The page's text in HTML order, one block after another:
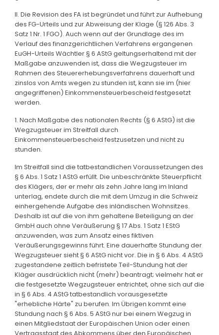
II. Die Revision des FA ist begründet und führt zur Aufhebung
des FG-Urteils und zur Abweisung der Klage (§ 126 Abs. 3
Satz 1 Nr. 1 FGO). Auch wenn auf der Grundlage des im
Verlauf des finanzgerichtlichen Verfahrens ergangenen
EuGH-Urteils Wächtler § 6 AStG geltungserhaltend mit der
Maßgabe anzuwenden ist, dass die Wegzugsteuer im
Rahmen des Steuererhebungsverfahrens dauerhaft und
zinslos von Amts wegen zu stunden ist, kann sie im (hier
angegriffenen) Einkommensteuerbescheid festgesetzt
werden.
1. Nach Maßgabe des nationalen Rechts (§ 6 AStG) ist die
Wegzugsteuer im Streitfall durch
Einkommensteuerbescheid festzusetzen und nicht zu
stunden.
Im Streitfall sind die tatbestandlichen Voraussetzungen des
§ 6 Abs. 1 Satz 1 AStG erfüllt. Die unbeschränkte Steuerpflicht
des Klägers, der er mehr als zehn Jahre lang im Inland
unterlag, endete durch die mit dem Umzug in die Schweiz
einhergehende Aufgabe des inländischen Wohnsitzes.
Deshalb ist auf die von ihm gehaltene Beteiligung an der
GmbH auch ohne Veräußerung § 17 Abs. 1 Satz 1 EStG
anzuwenden, was zum Ansatz eines fiktiven
Veräußerungsgewinns führt. Eine dauerhafte Stundung der
Wegzugsteuer sieht § 6 AStG nicht vor. Die in § 6 Abs. 4 AStG
zugestandene zeitlich befristete Teil-Stundung hat der
Kläger ausdrücklich nicht (mehr) beantragt; vielmehr hat er
die festgesetzte Wegzugsteuer entrichtet, ohne sich auf die
in § 6 Abs. 4 AStG tatbestandlich vorausgesetzte
"erhebliche Härte" zu berufen. Im Übrigen kommt eine
Stundung nach § 6 Abs. 5 AStG nur bei einem Wegzug in
einen Mitgliedstaat der Europäischen Union oder einen